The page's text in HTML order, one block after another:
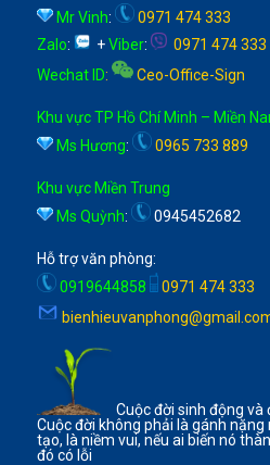
Mr Vinh:
0971 474 333
Zalo: +Viber:
0971 474 333
Wechat ID: Ceo-Office-Sign
Khu vực TP Hồ Chí Minh – Miền
Ms Hương: 0965 733 889
Khu vực Miền Trung
Ms Quỳnh: 0945452682
Hỗ trợ văn phòng:
0919644858
0971 474 333
Cuộc đời sinh động và
Cuộc đời không phải là gánh nặng
tạo, là niềm vui, nếu ai biến nó
đó có lỗi